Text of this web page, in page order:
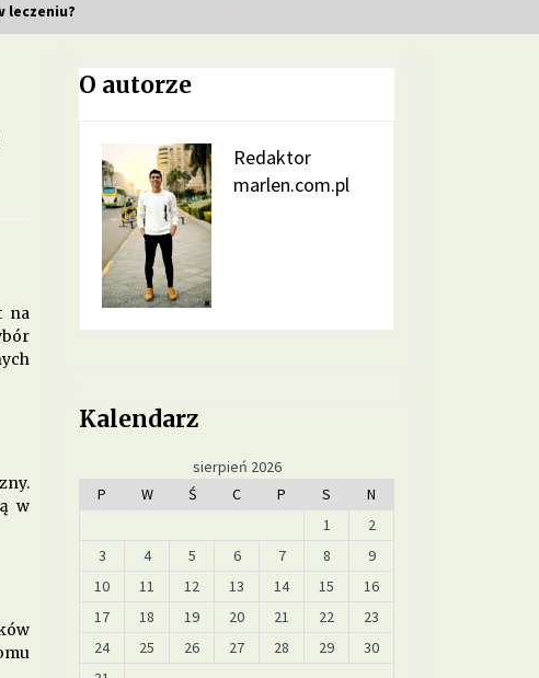
Dieta przy zespole policystycznych
2 miesiące ago
Jakie suplementy warto wprowadzić
do diety na poprawę jakości snu?
5 miesięcy ago
Jakie pokarmy mogą poprawić
tłuszczu?
by poprawić zdrowie skóry, włosów
12 miesięcy ago
leczeniu?
na
w
O autorze
Redaktor
marlen.com.pl
Kalendarz
sierpień 2026
P
W Ś C P S
N
1
2
3
4 5 6 7 8
9
10
11 12 13 14 15
16
17
18 19 20 21 22
23
24
25 26 27 28 29
30